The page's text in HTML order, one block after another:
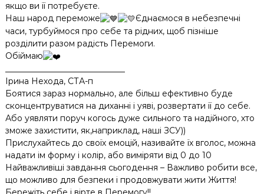
якщо ви її потребуєте.
Наш народ переможе
Єднаємося в небезпечні
часи, турбуймося про себе та рідних, щоб пізніше
розділити разом радість Перемоги.
Обіймаю
Ірина Нехода, СТА-п
Боятися зараз нормально, але більш ефективно буде
сконцентруватися на диханні і уяві, розвертати її до себе.
Або уявляти поруч когось дуже сильного та надійного, хто
зможе захистити, як,наприклад, наші ЗСУ))
Прислухайтесь до своїх емоцій, називайте їх вголос, можна
надати ім форму і колір, або виміряти від 0 до 10
Найважливіші завдання сьогодення – Важливо робити все,
що можливо для безпеки і продовжувати жити Життя!